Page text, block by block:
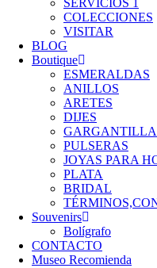
SERVICIOS 1
COLECCIONES
VISITAR
BLOG
Boutique
ESMERALDAS
ANILLOS
ARETES
DIJES
PULSERAS
JOYAS PARA
PLATA
BRIDAL
Souvenirs
Bolígrafo
CONTACTO
Museo Recomienda